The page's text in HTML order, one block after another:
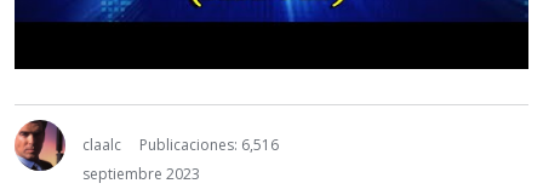
claalc
Publicaciones: 6,516
septiembre 2023